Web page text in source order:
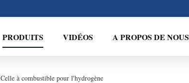
PRODUITS VIDÉOS A PROPOS DE NOUS
Celle à combustible pour l'hydrogène